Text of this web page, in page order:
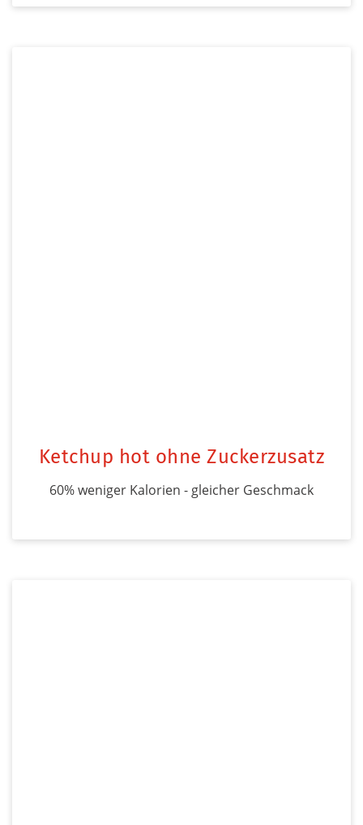
Ketchup hot ohne Zuckerzusatz
60% weniger Kalorien - gleicher Geschmack